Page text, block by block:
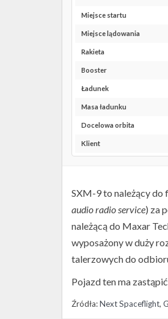
Miejsce startu
Miejsce lądowania
Rakieta
Booster
Ładunek
Masa ładunku
Docelowa orbita
Klient
SXM-9 to należący do
audio radio service) za
należącą do Maxar
wyposażony w duży
talerzowych do
Pojazd ten ma
Źródła:Next Spaceflight,